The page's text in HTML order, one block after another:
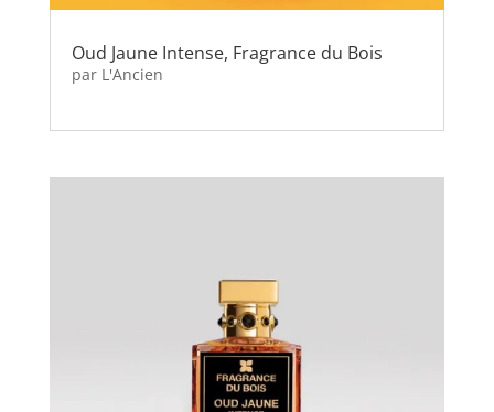
Oud Jaune Intense, Fragrance du Bois
par L'Ancien